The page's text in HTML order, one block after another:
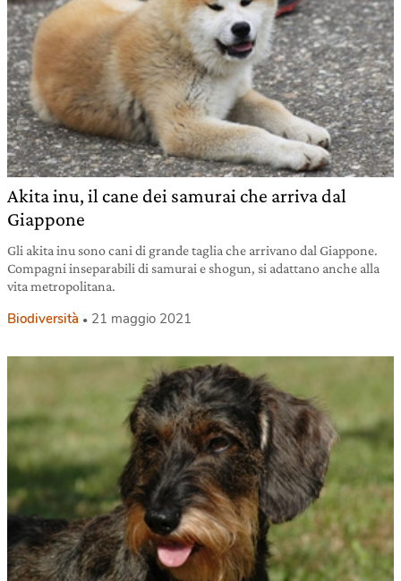
Akita inu, il cane dei samurai che arriva dal
Giappone
Gli akita inu sono cani di grande taglia che arrivano dal Giappone.
Compagni inseparabili di samurai e shogun, si adattano anche alla
vita metropolitana.
Biodiversità 21 maggio 2021